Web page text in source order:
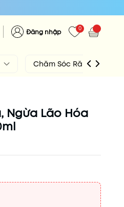
Đăng nhập 0
Chăm Sóc Răng Miệng
Ngừa Lão Hóa